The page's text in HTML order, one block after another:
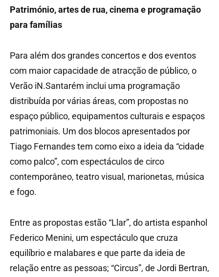
Património, artes de rua, cinema e programação
para famílias
Para além dos grandes concertos e dos eventos
com maior capacidade de atracção de público, o
Verão iN.Santarém inclui uma programação
distribuída por várias áreas, com propostas no
espaço público, equipamentos culturais e espaços
patrimoniais. Um dos blocos apresentados por
Tiago Fernandes tem como eixo a ideia da “cidade
como palco”, com espectáculos de circo
contemporâneo, teatro visual, marionetas, música
e fogo.
Entre as propostas estão “Llar”, do artista espanhol
Federico Menini, um espectáculo que cruza
equilíbrio e malabares e que parte da ideia de
relação entre as pessoas; “Circus”, de Jordi Bertran,